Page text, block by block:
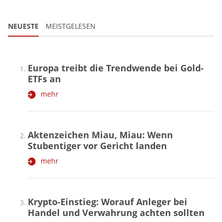
NEUESTE MEISTGELESEN
Europa treibt die Trendwende bei Gold-
ETFs an
mehr
Aktenzeichen Miau, Miau: Wenn
Stubentiger vor Gericht landen
mehr
Krypto-Einstieg: Worauf Anleger bei
Handel und Verwahrung achten sollten